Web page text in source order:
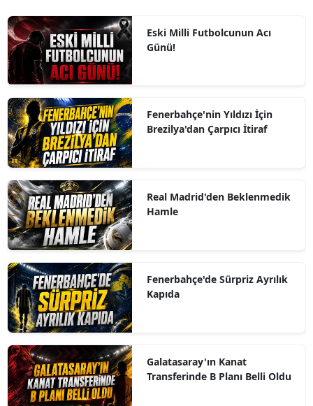
Eski Milli Futbolcunun Acı
Günü!
Fenerbahçe'nin Yıldızı İçin
Brezilya'dan Çarpıcı İtiraf
Real Madrid'den Beklenmedik
Hamle
Fenerbahçe'de Sürpriz Ayrılık
Kapıda
Galatasaray'ın Kanat
Transferinde B Planı Belli Oldu